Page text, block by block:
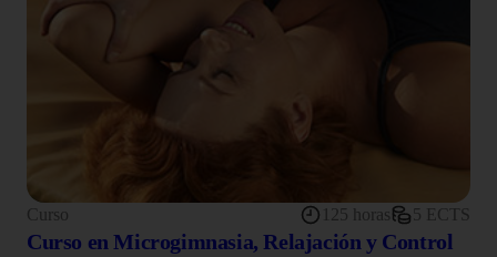
Curso 125 horas 5 ECTS
Curso en Microgimnasia, Relajación y Control